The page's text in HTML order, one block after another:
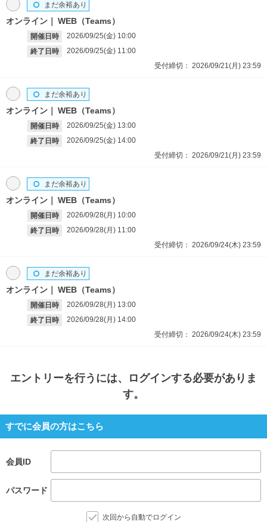
オンライン WEB（Teams）
開催日時 2026/09/25(金) 10:00
終了日時
2026/09/25(金) 11:00
まだ余裕あり
受付締切： 2026/09/21(月) 23:59
オンライン WEB（Teams）
開催日時 2026/09/25(金) 13:00
終了日時
2026/09/25(金) 14:00
まだ余裕あり
受付締切： 2026/09/21(月) 23:59
オンライン WEB（Teams）
開催日時 2026/09/28(月) 10:00
終了日時
2026/09/28(月) 11:00
まだ余裕あり
受付締切： 2026/09/24(木) 23:59
オンライン WEB（Teams）
開催日時 2026/09/28(月) 13:00
終了日時
2026/09/28(月) 14:00
まだ余裕あり
受付締切： 2026/09/24(木) 23:59
エントリーを行うには、ログインする必要がありま
す。
すでに会員の方はこちら
会員ID
パスワード
次回から自動でログイン